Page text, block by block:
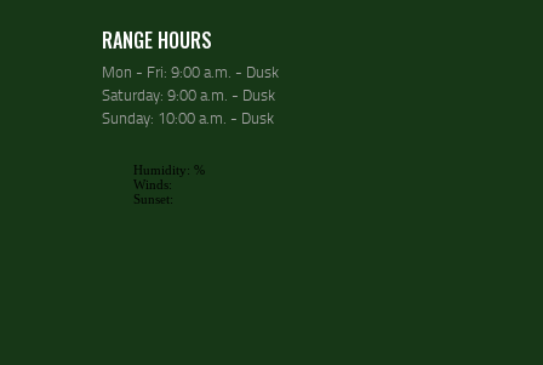
RANGE HOURS
Mon - Fri: 9:00 a.m. - Dusk
Saturday: 9:00 a.m. - Dusk
Sunday: 10:00 a.m. - Dusk